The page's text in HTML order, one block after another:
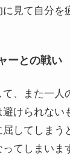
見て自分を
ーとの戦い
て、また一人
けられない
してしまう
てしまいま